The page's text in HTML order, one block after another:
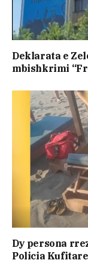
Deklarata e
mbishkrimi
Dy persona
Policia